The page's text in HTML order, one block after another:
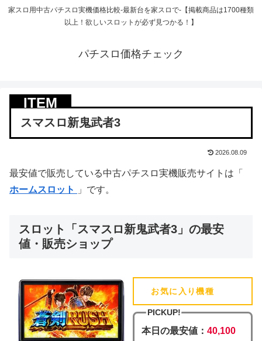
家スロ用中古パチスロ実機価格比較-最新台を家スロで-【掲載商品は1700種類
以上！欲しいスロットが必ず見つかる！】
パチスロ価格チェック
スマスロ新鬼武者3
2026.08.09
最安値で販売している中古パチスロ実機販売サイトは「
ホームスロット
」です。
スロット「スマスロ新鬼武者3」の最安
値・販売ショップ
お気に入り機種
PICKUP!
本日の最安値：40,100